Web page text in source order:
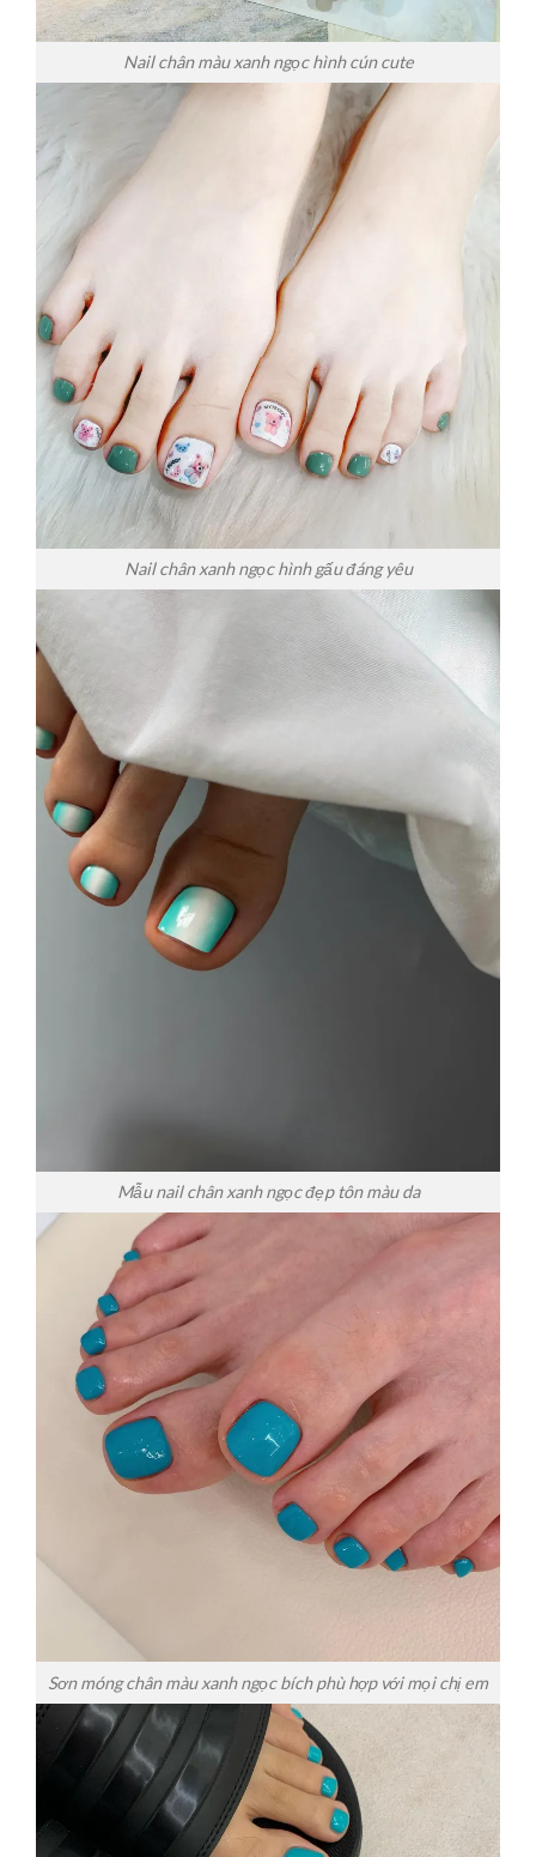
Nail chân màu xanh ngọc hình cún cute
Nail chân xanh ngọc hình gấu đáng yêu
Mẫu nail chân xanh ngọc đẹp tôn màu da
Sơn móng chân màu xanh ngọc bích phù hợp với mọi chị em